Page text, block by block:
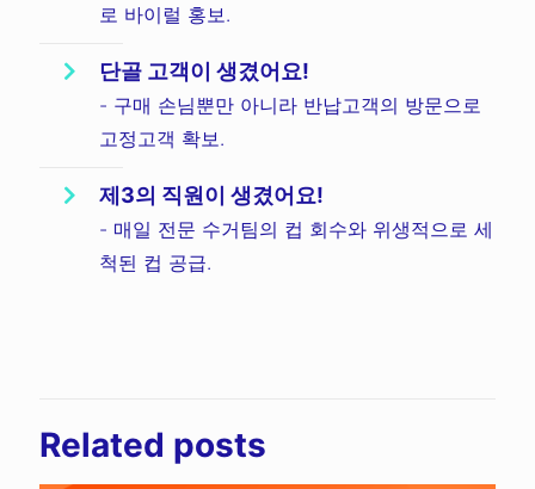
로 바이럴 홍보.
단골 고객이 생겼어요!
- 구매 손님뿐만 아니라 반납고객의 방문으로
고정고객 확보.
제3의 직원이 생겼어요!
- 매일 전문 수거팀의 컵 회수와 위생적으로 세
척된 컵 공급.
Related posts